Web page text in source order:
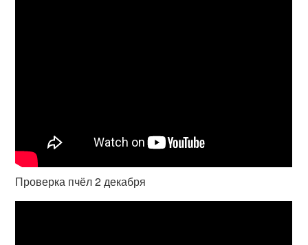
Проверка пчёл 2 декабря